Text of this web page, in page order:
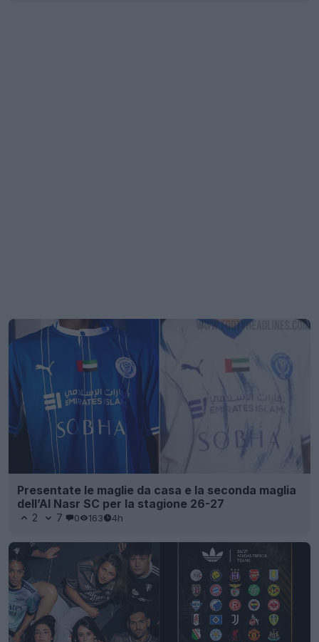
Presentate le maglie da casa e la seconda maglia
dell’Al Nasr SC per la stagione 26-27
2 7 0 163 4h